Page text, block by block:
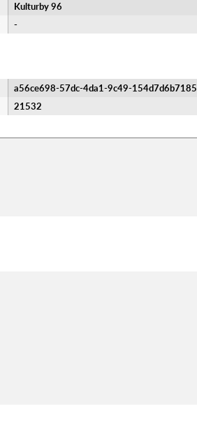
Kulturby 96
-
a56ce698-57dc-4da1-9c49-154d7d6b7185
21532